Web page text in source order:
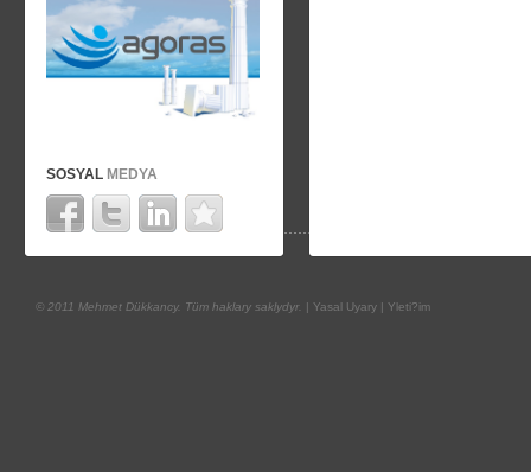
SOSYAL MEDYA
© 2011 Mehmet Dükkancy. Tüm haklary saklydyr. | Yasal Uyary | Yleti?im